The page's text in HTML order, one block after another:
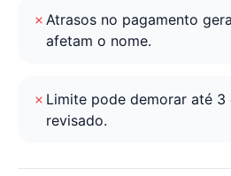
Atrasos no pagamento
afetam o nome.
Limite pode demorar até 3
revisado.